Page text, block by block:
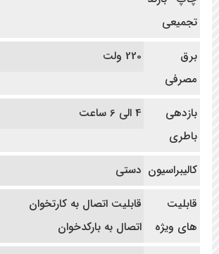
تجمیعی
برق
مصرفی
220 ولت
بازدهی
باطری
4 الی 6 ساعت
کالیبراسیون دستی
قابلیت
های ویژه
قابلیت اتصال به کارتخوان
اتصال به بارکدخوان